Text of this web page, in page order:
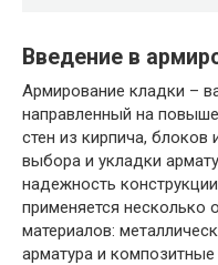
Введение в
Армирование кладки –
направленный на
стен из кирпича, блоков
выбора и укладки
надежность
применяется
материалов:
арматура и